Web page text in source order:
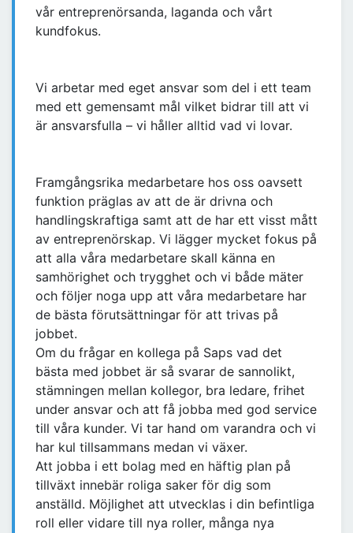
vår entreprenörsanda, laganda och vårt
kundfokus.
Vi arbetar med eget ansvar som del i ett team
med ett gemensamt mål vilket bidrar till att vi
är ansvarsfulla – vi håller alltid vad vi lovar.
Framgångsrika medarbetare hos oss oavsett
funktion präglas av att de är drivna och
handlingskraftiga samt att de har ett visst mått
av entreprenörskap. Vi lägger mycket fokus på
att alla våra medarbetare skall känna en
samhörighet och trygghet och vi både mäter
och följer noga upp att våra medarbetare har
de bästa förutsättningar för att trivas på
jobbet.
Om du frågar en kollega på Saps vad det
bästa med jobbet är så svarar de sannolikt,
stämningen mellan kollegor, bra ledare, frihet
under ansvar och att få jobba med god service
till våra kunder. Vi tar hand om varandra och vi
har kul tillsammans medan vi växer.
Att jobba i ett bolag med en häftig plan på
tillväxt innebär roliga saker för dig som
anställd. Möjlighet att utvecklas i din befintliga
roll eller vidare till nya roller, många nya